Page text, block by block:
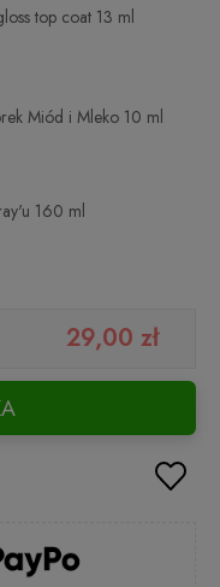
top coat 13 ml
160 ml
Miód i Mleko 10 ml
29,00 zł